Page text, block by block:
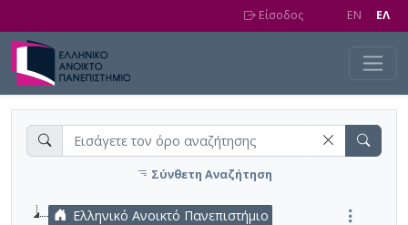
Είσοδος EN EΛ
Σύνθετη Αναζήτηση
Ελληνικό Ανοικτό Πανεπιστήμιο